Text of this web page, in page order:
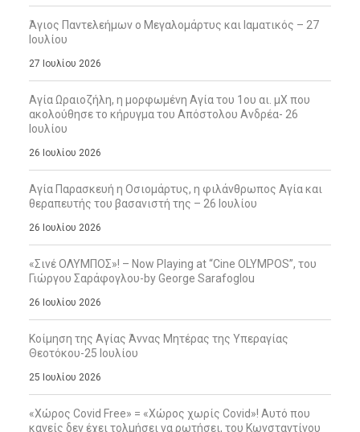
Άγιος Παντελεήμων ο Μεγαλομάρτυς και Ιαματικός – 27
Ιουλίου
27 Ιουλίου 2026
Αγία Ωραιοζήλη, η μορφωμένη Αγία του 1ου αι. μΧ που
ακολούθησε το κήρυγμα του Απόστολου Ανδρέα- 26
Ιουλίου
26 Ιουλίου 2026
Αγία Παρασκευή η Οσιομάρτυς, η φιλάνθρωπος Αγία και
θεραπευτής του βασανιστή της – 26 Ιουλίου
26 Ιουλίου 2026
«Σινέ ΟΛΥΜΠΟΣ»! – Now Playing at “Cine OLYMPOS”, του
Γιώργου Σαράφογλου-by George Sarafoglou
26 Ιουλίου 2026
Κοίμηση της Αγίας Άννας Μητέρας της Υπεραγίας
Θεοτόκου-25 Ιουλίου
25 Ιουλίου 2026
«Χώρος Covid Free» = «Χώρος χωρίς Covid»! Αυτό που
κανείς δεν έχει τολμήσει να ρωτήσει, του Κωνσταντίνου